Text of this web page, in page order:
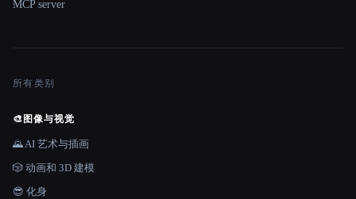
MCP server
所有类别
🎨 图像与视觉
🌄 AI 艺术与插画
🎲 动画和 3D 建模
😎 化身